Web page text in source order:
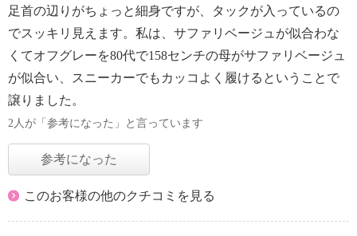
足首の辺りがちょっと細身ですが、タックが入っているの
でスッキリ見えます。私は、サファリベージュが似合わな
くてオフグレーを80代で158センチの母がサファリベージュ
が似合い、スニーカーでもカッコよく履けるということで
譲りました。
2人が「参考になった」と言っています
参考になった
このお客様の他のクチコミを見る